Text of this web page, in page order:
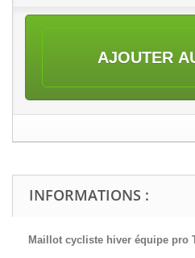
AJOUTER
INFORMATIONS :
Maillot cycliste hiver équipe pro